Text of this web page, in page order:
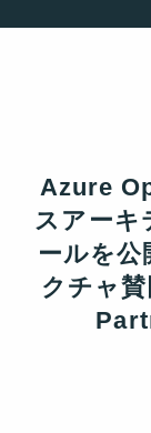
Azure
スアーキ
ールを
クチャ